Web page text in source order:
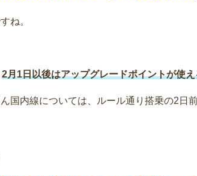
ね。
2月1日以後はアップグレードポイントが使え
国内線については、ルール通り搭乗の2日